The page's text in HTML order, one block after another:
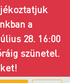
a
28. 16:00
szünetel.